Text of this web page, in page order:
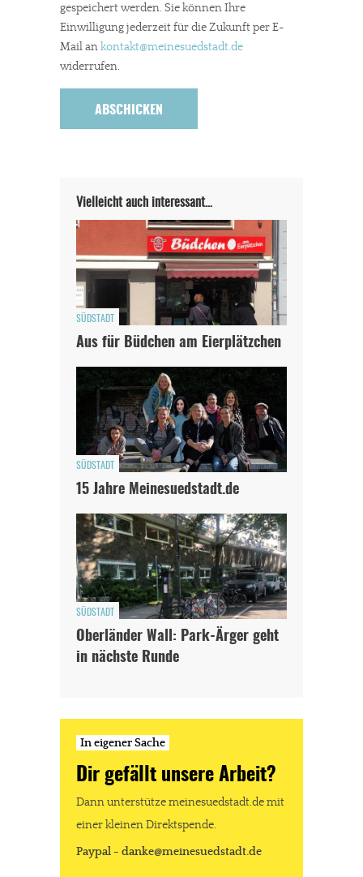
gespeichert werden. Sie können Ihre
Einwilligung jederzeit für die Zukunft per E-
Mail ankontakt@meinesuedstadt.de
widerrufen.
Vielleicht auch interessant…
SÜDSTADT
Aus für Büdchen am Eierplätzchen
SÜDSTADT
15 Jahre Meinesuedstadt.de
SÜDSTADT
Oberländer Wall: Park-Ärger geht
in nächste Runde
In eigener Sache
Dir gefällt unsere Arbeit?
Dann unterstütze meinesuedstadt.de mit
einer kleinen Direktspende.
Paypal - danke@meinesuedstadt.de